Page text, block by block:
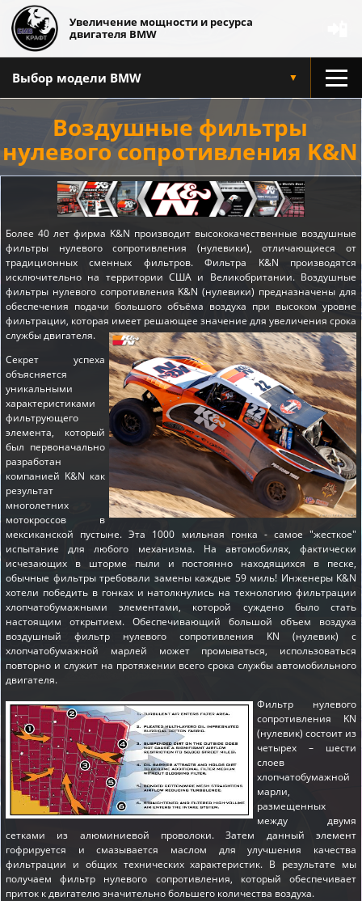
Увеличение мощности и ресурса
двигателя BMW
Выбор модели BMW ▼
Воздушные фильтры
нулевого сопротивления K&N
Более 40 лет фирма K&N производит высококачественные воздушные
фильтры нулевого сопротивления (нулевики), отличающиеся от
традиционных сменных фильтров. Фильтра K&N производятся
исключительно на территории США и Великобритании. Воздушные
фильтры нулевого сопротивления K&N (нулевики) предназначены для
обеспечения подачи большого объёма воздуха при высоком уровне
фильтрации, которая имеет решающее значение для увеличения срока
службы двигателя.
Секрет успеха
объясняется
уникальными
характеристиками
фильтрующего
элемента, который
был первоначально
разработан
компанией K&N как
результат
многолетних
мотокроссов в
мексиканской пустыне. Эта 1000 мильная гонка - самое "жесткое"
испытание для любого механизма. На автомобилях, фактически
исчезающих в шторме пыли и постоянно находящихся в песке,
обычные фильтры требовали замены каждые 59 миль! Инженеры K&N
хотели победить в гонках и натолкнулись на технологию фильтрации
хлопчатобумажными элементами, которой суждено было стать
настоящим открытием. Обеспечивающий большой объем воздуха
воздушный фильтр нулевого сопротивления KN (нулевик) с
хлопчатобумажной марлей может промываться, использоваться
повторно и служит на протяжении всего срока службы автомобильного
двигателя.
Фильтр нулевого
сопротивления KN
(нулевик) состоит из
четырех – шести
слоев
хлопчатобумажной
марли,
размещенных
между двумя
сетками из алюминиевой проволоки. Затем данный элемент
гофрируется и смазывается маслом для улучшения качества
фильтрации и общих технических характеристик. В результате мы
получаем фильтр нулевого сопротивления, который обеспечивает
приток к двигателю значительно большего количества воздуха.